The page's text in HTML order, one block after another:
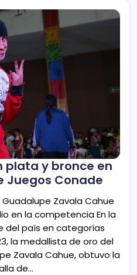
plata y bronce en
Juegos Conade
Zavala Cahue
en la competencia En la
del país en categorías
la medallista de oro del
Zavala Cahue, obtuvo la
de…